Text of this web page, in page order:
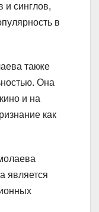
и синглов,
в
также
Она
и на
как
является